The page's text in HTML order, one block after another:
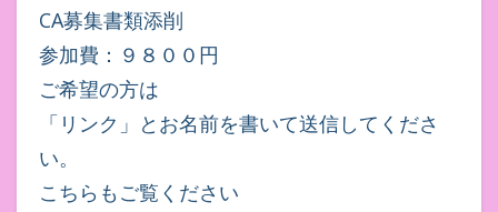
CA募集書類添削
参加費：９８００円
ご希望の方は
「リンク」とお名前を書いて送信してくださ
い。
こちらもご覧ください